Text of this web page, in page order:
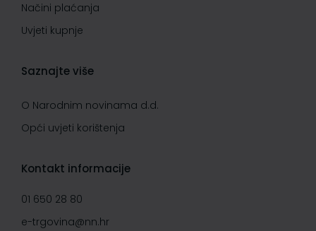
Načini plaćanja
Uvjeti kupnje
Saznajte više
O Narodnim novinama d.d.
Opći uvjeti korištenja
Kontakt informacije
01 650 28 80
e-trgovina@nn.hr